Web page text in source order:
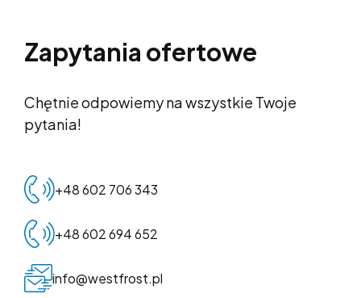
Zapytania ofertowe
Chętnie odpowiemy na wszystkie Twoje
pytania!
+48 602 706 343
+48 602 694 652
info@westfrost.pl